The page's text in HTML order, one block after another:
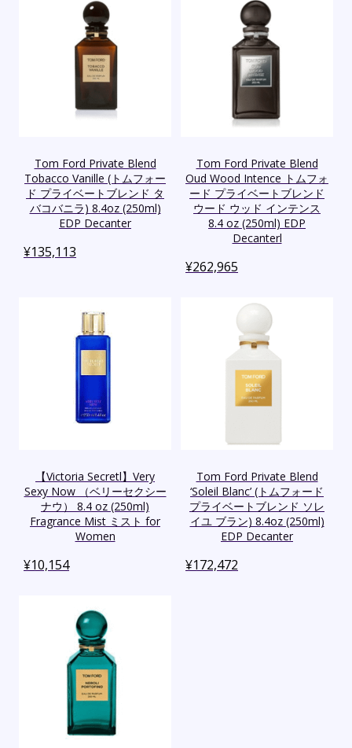
Tom Ford Private Blend
Tobacco Vanille (トムフォー
ド プライベートブレンド タ
バコバニラ) 8.4oz (250ml)
EDP Decanter
¥135,113
Tom Ford Private Blend
Oud Wood Intence トムフォ
ード プライベートブレンド
ウード ウッド インテンス
8.4 oz (250ml) EDP
Decanterl
¥262,965
【Victoria Secretl】Very
Sexy Now （ベリーセクシー
ナウ） 8.4 oz (250ml)
Fragrance Mist ミスト for
Women
¥10,154
Tom Ford Private Blend
‘Soleil Blanc’ (トムフォード
プライベートブレンド ソレ
イユ ブラン) 8.4oz (250ml)
EDP Decanter
¥172,472